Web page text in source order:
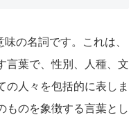
の名詞です。これは、
言葉で、性別、人種、文
の人々を包括的に表しま
ものを象徴する言葉とし